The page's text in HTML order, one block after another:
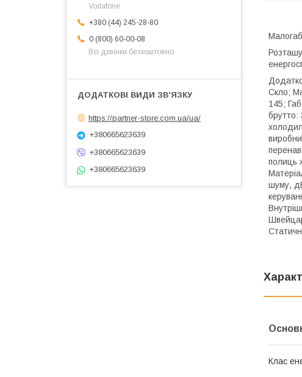
Скло;
145;
брутто:
полиць
шуму,
Клас
Vodafone
+380 (44) 245-28-80
0 (800) 60-00-08
Всі дзвінки безкоштовно
https://partner-store.com.ua/ua/
+380665623639
+380665623639
+380665623639